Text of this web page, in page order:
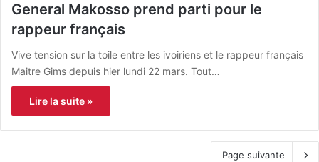
General Makosso prend parti pour le
rappeur français
Vive tension sur la toile entre les ivoiriens et le rappeur français
Maitre Gims depuis hier lundi 22 mars. Tout…
Lire la suite »
Page suivante